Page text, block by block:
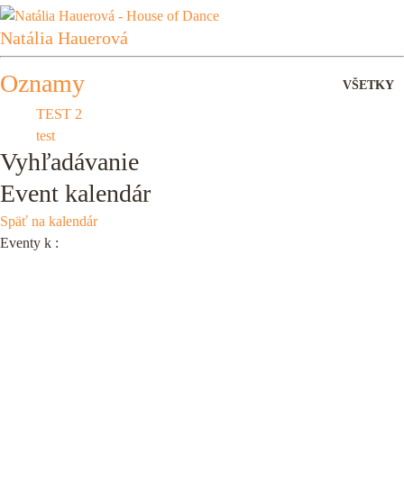
Natália Hauerová
Oznamy VŠETKY
TEST 2
test
Vyhľadávanie
Event kalendár
Späť na kalendár
Eventy k :